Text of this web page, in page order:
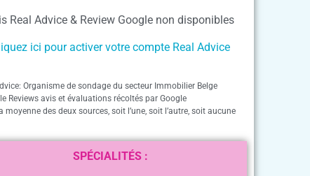
Real Advice & Review Google non disponibles
ici pour activer votre compte Real Advice
Organisme de sondage du secteur Immobilier Belge
Reviews avis et évaluations récoltés par Google
moyenne des deux sources, soit l’une, soit l’autre, soit aucune
SPÉCIALITÉS :